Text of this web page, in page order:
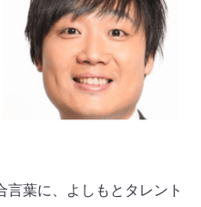
言葉に、よしもとタレント